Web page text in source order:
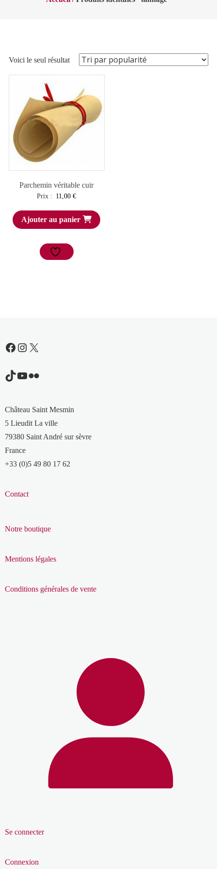
Voici le seul résultat
Parchemin véritable cuir
Prix : 11,00€
Ajouter au panier
Facebook
Instagram
X
TikTok
YouTube
Flickr
Château Saint Mesmin
5 Lieudit La ville
79380 Saint André sur sèvre
France
+33 (0)5 49 80 17 62
Contact
Notre boutique
Mentions légales
Conditions générales de vente
Se connecter
Connexion